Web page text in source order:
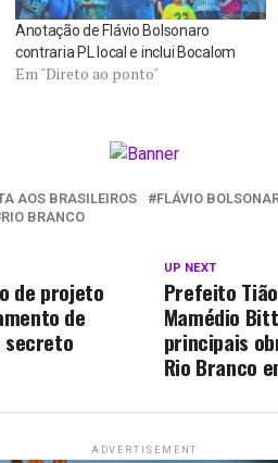
Anotação de Flávio Bolsonaro
contraria PL local e inclui Bocalom
Em "Direto ao ponto"
AOS BRASILEIROS FLÁVIO
RIO BRANCO
UP NEXT
Prefeito
Mamédio
principais
Rio Branco
de projeto
de
secreto
ADVERTISEMENT